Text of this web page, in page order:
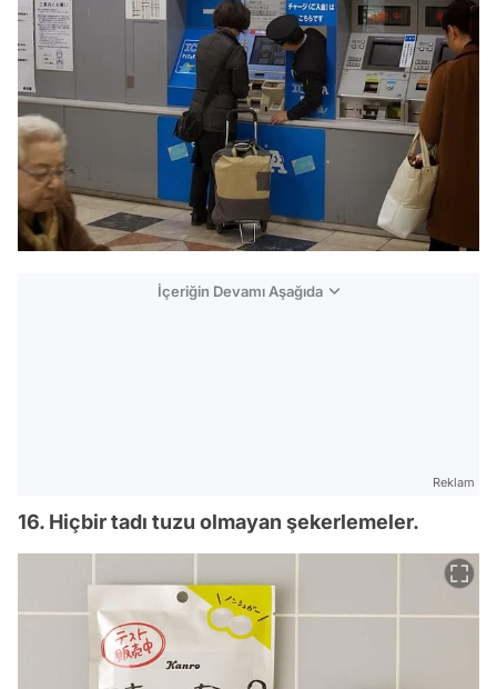
İçeriğin Devamı Aşağıda
Reklam
16. Hiçbir tadı tuzu olmayan şekerlemeler.